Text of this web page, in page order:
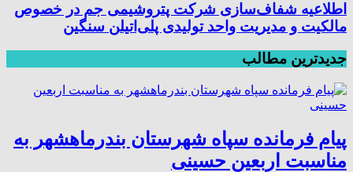
اطلاعیه شفاف‌سازی شرکت پتروشیمی جم در خصوص
مالکیت و مدیریت واحد تولیدی پلی‌اتیلن سنگین
جدیدترین مطالب
پیام فرمانده سپاه شهرستان بندرماهشهر به
مناسبت اربعین حسینی